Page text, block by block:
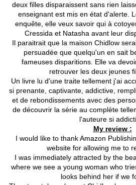
deux filles disparaissent sans rien
enseignant est mis en état d'alerte.
enquête, elle veux savoir qui à
Cressida et Natasha avant leur
Il paraitrait que la maison Chidlow
persuadée que quelqu'un en sait
fameuses disparitions. Elle va
retrouver les deux jeunes
Un livre lu d'une traite tellement j'ai
si prenante, captivante, addictive,
et de rebondissements avec des
de découvrir la série au complète
l'auteure si
My review :
I would like to thank Amazon
website for allowing me to
I was immediately attracted by the
where we see a young woman who
looks behind her if we